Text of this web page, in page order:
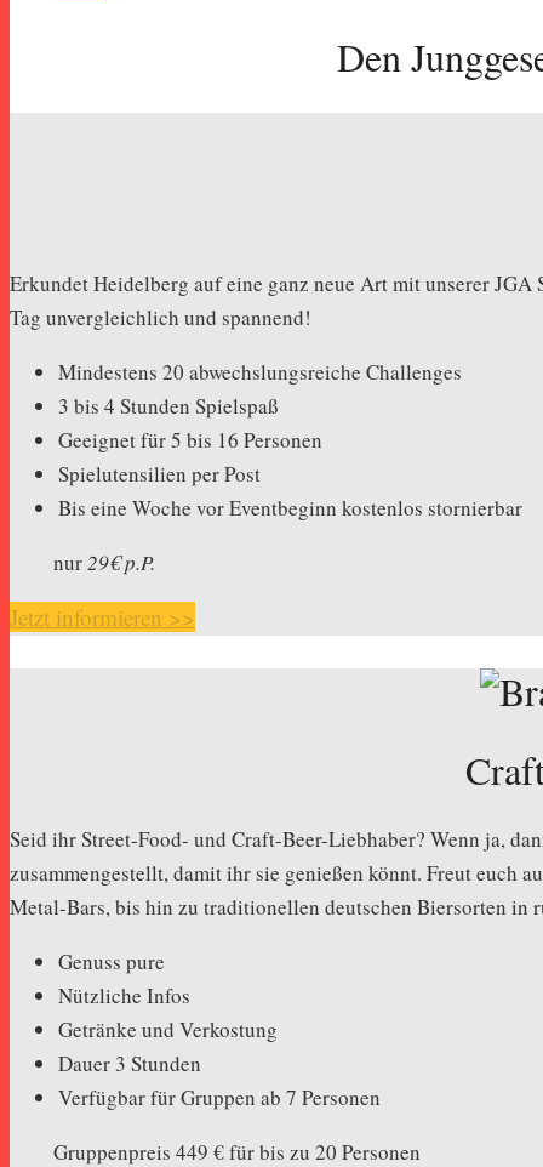
Den
Erkundet Heidelberg auf eine ganz neue Art mit unserer
Tag unvergleichlich und spannend!
Mindestens 20 abwechslungsreiche Challenges
3 bis 4 Stunden Spielspaß
Geeignet für 5 bis 16 Personen
Spielutensilien per Post
Bis eine Woche vor Eventbeginn kostenlos stornierbar
nur29€ p.P.
Jetzt informieren >>
Seid ihr Street-Food- und Craft-Beer-Liebhaber? Wenn ja,
zusammengestellt, damit ihr sie genießen könnt. Freut euch
Metal-Bars, bis hin zu traditionellen deutschen Biersorten in
Genuss pure
Nützliche Infos
Getränke und Verkostung
Dauer 3 Stunden
Verfügbar für Gruppen ab 7 Personen
Gruppenpreis 449 € für bis zu 20 Personen